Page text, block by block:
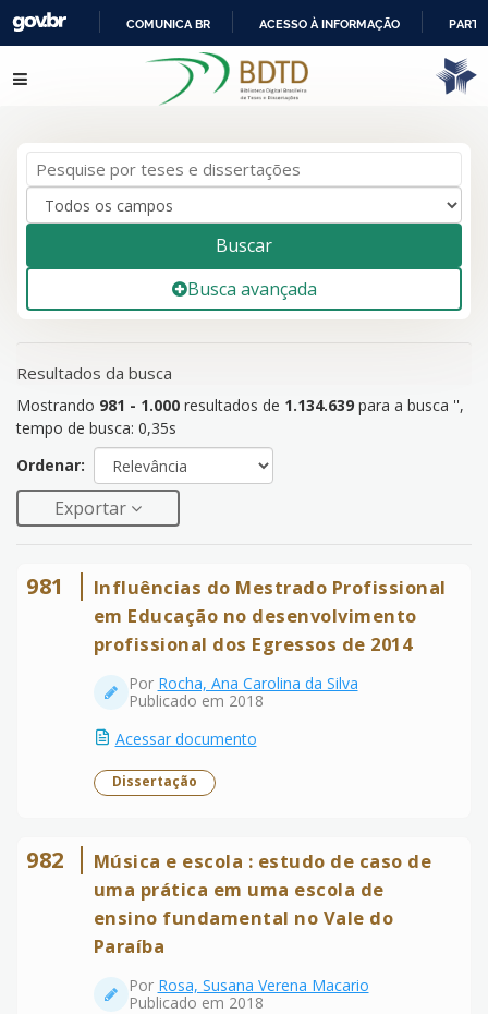
IR
PARA
COMUNICA BR ACESSO À INFORMAÇÃO
Mostrando resultados de 1.134.639 para a busca ''
Pular para o conteúdo
Buscar
Busca avançada
Resultados da busca
Mostrando 981 - 1.000 resultados de 1.134.639 para a busca '',
tempo de busca: 0,35s
Ordenar:
Exportar
981
Influências do Mestrado Profissional
em Educação no desenvolvimento
profissional dos Egressos de 2014
Por Rocha, Ana Carolina da Silva
Publicado em 2018
Acessar documento
Dissertação
982
Música e escola : estudo de caso de
uma prática em uma escola de
ensino fundamental no Vale do
Paraíba
Por Rosa, Susana Verena Macario
Publicado em 2018